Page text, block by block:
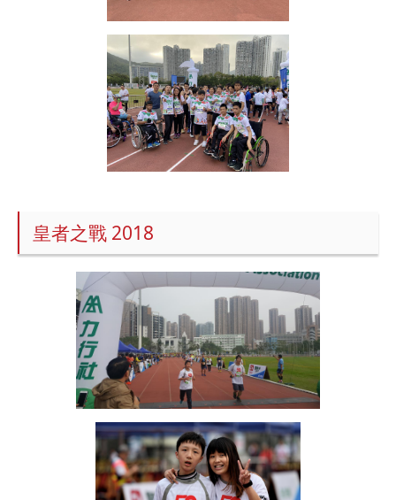
皇者之戰 2018